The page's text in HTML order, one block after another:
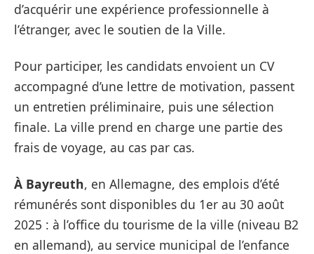
d’acquérir une expérience professionnelle à
l’étranger, avec le soutien de la Ville.
Pour participer, les candidats envoient un CV
accompagné d’une lettre de motivation, passent
un entretien préliminaire, puis une sélection
finale. La ville prend en charge une partie des
frais de voyage, au cas par cas.
À Bayreuth, en Allemagne, des emplois d’été
rémunérés sont disponibles du 1er au 30 août
2025 : à l’office du tourisme de la ville (niveau B2
en allemand), au service municipal de l’enfance